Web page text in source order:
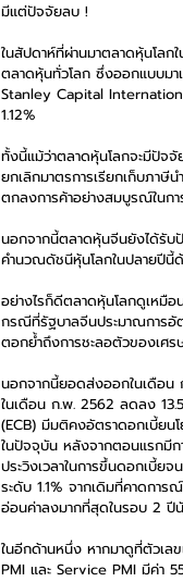
มีแต่ปัจจัยลบ !
ในสัปดาห์ที่ผ่านมาตลาดหุ้นโล
ตลาดหุ้นทั่วโลก ซึ่งออกแบบมา
Stanley Capital
1.12%
ทั้งนี้แม้ว่าตลาดหุ้นโลกจะมีปัจจั
ยกเลิกมาตรการเรียกเก็บภาษี
ตกลงการค้าอย่างสมบูรณ์ในก
นอกจากนี้ตลาดหุ้นจีนยังได้รับ
คำนวณดัชนีหุ้นโลกในปลายปีนี้
อย่างไรก็ดีตลาดหุ้นโลกดูเหมือ
กรณีที่รัฐบาลจีนประมาณการอั
ตอกย้ำถึงการชะลอตัวของเศ
นอกจากนี้ยอดส่งออกในเดือน
ในเดือน ก.พ. 2562 ลดลง
(ECB) มีมติคงอัตราดอกเบี้ยน
ในปัจจุบัน หลังจากตอนแรกมีก
ประวิงเวลาในการขึ้นดอกเบี้ย
ระดับ 1.1% จากเดิมที่คาดการ
อ่อนค่าลงมากที่สุดในรอบ 2
ในอีกด้านหนึ่ง หากมาดูที่ตัวเล
PMI และ Service PMI มีค่า